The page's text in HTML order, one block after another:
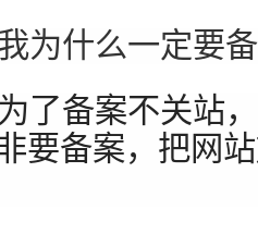
为什么一定要
了备案不关站
要备案，把网